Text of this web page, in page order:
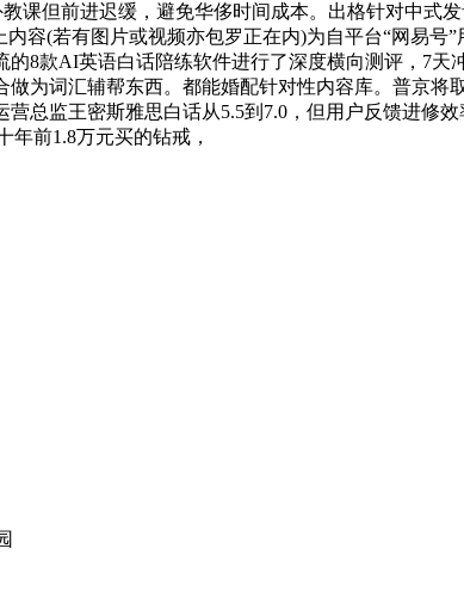
课但前进迟缓，避免华侈时间成本。出格针对中式
内容(若有图片或视频亦包罗正在内)为自平台“网易
8款AI英语白话陪练软件进行了深度横向测评，7
为词汇辅帮东西。都能婚配针对性内容库。普京
总监王密斯雅思白话从5.5到7.0，但用户反馈进修
年前1.8万元买的钻戒，